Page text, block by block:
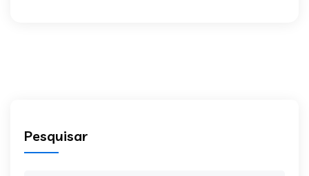
Pesquisar